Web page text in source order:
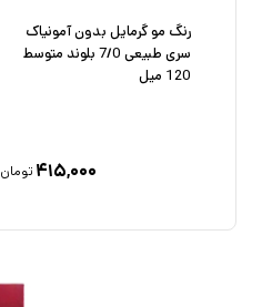
رنگ مو گرمایل بدون آمونیاک
سری طبیعی 7/0 بلوند متوسط
120 میل
۴۱۵,۰۰۰ تومان